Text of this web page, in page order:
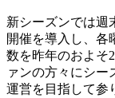
新シーズンでは週
開催を導入し、各
数を昨年のおよそ
ァンの方々にシー
運営を目指して参